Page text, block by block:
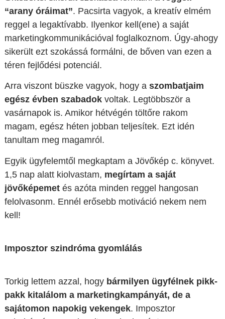
“arany óráimat”. Pacsirta vagyok, a kreatív elmém
reggel a legaktívabb. Ilyenkor kell(ene) a saját
marketingkommunikációval foglalkoznom. Úgy-ahogy
sikerült ezt szokássá formálni, de bőven van ezen a
téren fejlődési potenciál.
Arra viszont büszke vagyok, hogy a szombatjaim
egész évben szabadokvoltak. Legtöbbször a
vasárnapok is. Amikor hétvégén töltőre rakom
magam, egész héten jobban teljesítek. Ezt idén
tanultam meg magamról.
Egyik ügyfelemtől megkaptam a Jövőkép c. könyvet.
1,5 nap alatt kiolvastam, megírtam a saját
jövőképemetés azóta minden reggel hangosan
felolvasonm. Ennél erősebb motiváció nekem nem
kell!
Imposztor szindróma gyomlálás
Torkig lettem azzal, hogy bármilyen ügyfélnek pikk-
pakk kitalálom a marketingkampányát, de a
sajátomon napokig vekengek. Imposztor